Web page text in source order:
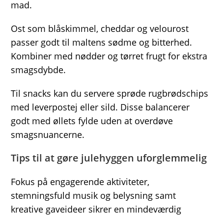
mad.
Ost som blåskimmel, cheddar og velourost
passer godt til maltens sødme og bitterhed.
Kombiner med nødder og tørret frugt for ekstra
smagsdybde.
Til snacks kan du servere sprøde rugbrødschips
med leverpostej eller sild. Disse balancerer
godt med øllets fylde uden at overdøve
smagsnuancerne.
Tips til at gøre julehyggen uforglemmelig
Fokus på engagerende aktiviteter,
stemningsfuld musik og belysning samt
kreative gaveideer sikrer en mindeværdig